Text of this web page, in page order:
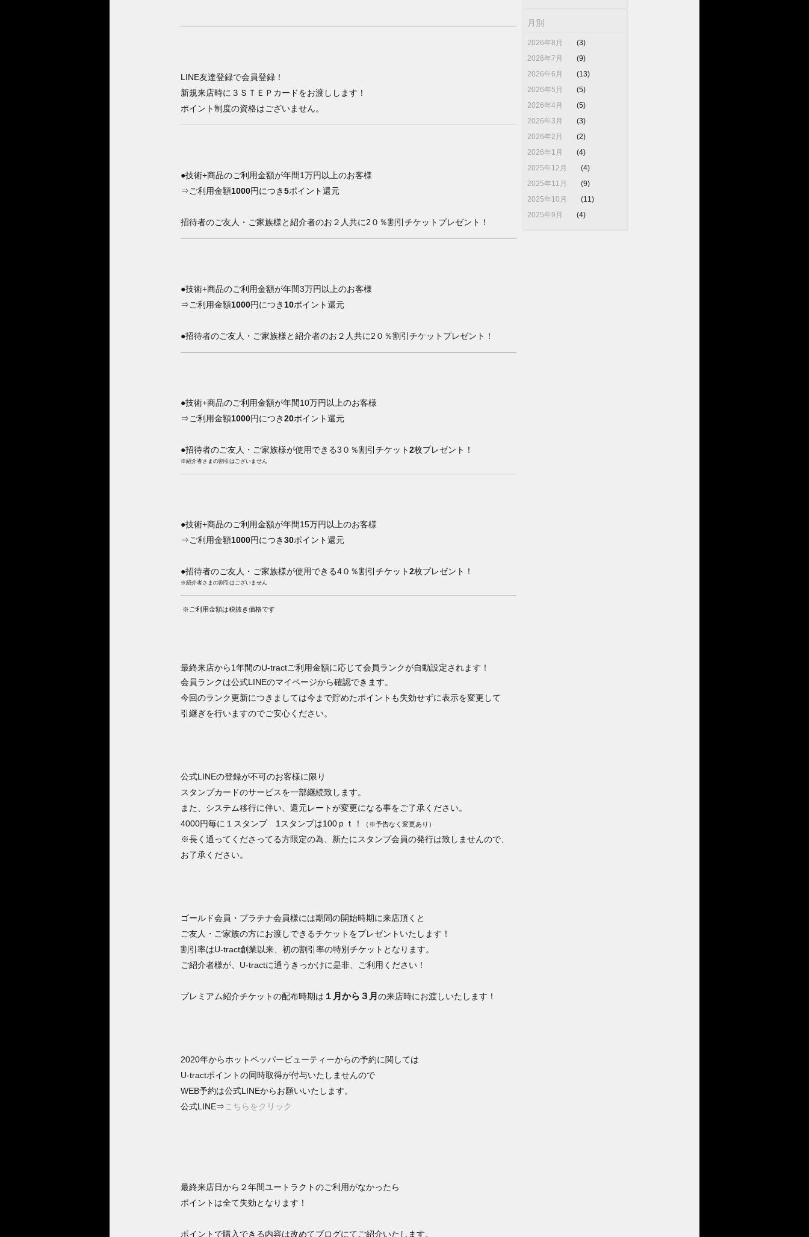
LINE友達登録で会員登録！
新規来店時に３ＳＴＥＰカードをお渡しします！
ポイント制度の資格はございません。
●技術+商品のご利用金額が年間1万円以上のお客様
⇒ご利用金額1000円につき5ポイント還元
招待者のご友人・ご家族様と紹介者のお２人共に2０％割引チケットプレゼント！
●技術+商品のご利用金額が年間3万円以上のお客様
⇒ご利用金額1000円につき 10ポイント還元
●招待者のご友人・ご家族様と紹介者のお２人共に2０％割引チケットプレゼント！
●技術+商品のご利用金額が年間10万円以上のお客様
⇒ご利用金額1000円につき20ポイント還元
●招待者のご友人・ご家族様が使用できる3０％割引チケット2枚プレゼント！
※紹介者さまの割引はございません
●技術+商品のご利用金額が年間15万円以上のお客様
⇒ご利用金額1000円につき30ポイント還元
●招待者のご友人・ご家族様が使用できる4０％割引チケット2枚プレゼント！
※紹介者さまの割引はございません
※ご利用金額は税抜き価格です
最終来店から1年間のU-tractご利用金額に応じて会員ランクが自動設定されます！
会員ランクは公式LINEのマイページから確認できます。
今回のランク更新につきましては今まで貯めたポイントも失効せずに表示を変更して
引継ぎを行いますのでご安心ください。
公式LINEの登録が不可のお客様に限り
スタンプカードのサービスを一部継続致します。
また、システム移行に伴い、還元レートが変更になる事をご了承ください。
4000円毎に１スタンプ 1スタンプは100ｐｔ！
（※予告なく変更あり）
※長く通ってくださってる方限定の為、新たにスタンプ会員の発行は致しませんので、
お了承ください。
ゴールド会員・プラチナ会員様には期間の開始時期に来店頂くと
ご友人・ご家族の方にお渡しできるチケットをプレゼントいたします！
割引率はU-tract創業以来、初の割引率の特別チケットとなります。
ご紹介者様が、U-tractに通うきっかけに是非、ご利用ください！
プレミアム紹介チケットの配布時期は １月から３月 の来店時にお渡しいたします！
2020年からホットペッパービューティーからの予約に関しては
U-tractポイントの同時取得が付与いたしませんので
WEB予約は公式LINEからお願いいたします。
公式LINE⇒こちらをクリック
最終来店日から２年間ユートラクトのご利用がなかったら
ポイントは全て失効となります！
ポイントで購入できる内容は改めてブログにてご紹介いたします。
月別
2026年8月
(3)
2026年7月
(9)
2026年6月
(13)
2026年5月
(5)
2026年4月
(5)
2026年3月
(3)
2026年2月
(2)
2026年1月
(4)
2025年12月
(4)
2025年11月
(9)
2025年10月
(11)
2025年9月
(4)